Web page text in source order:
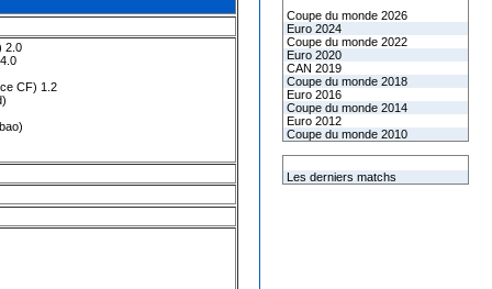
2.0
CF) 1.2
)
)
Coupe du monde 2026
Euro 2024
Coupe du monde 2022
Euro 2020
CAN 2019
Coupe du monde 2018
Euro 2016
Coupe du monde 2014
Euro 2012
Coupe du monde 2010
Les derniers matchs